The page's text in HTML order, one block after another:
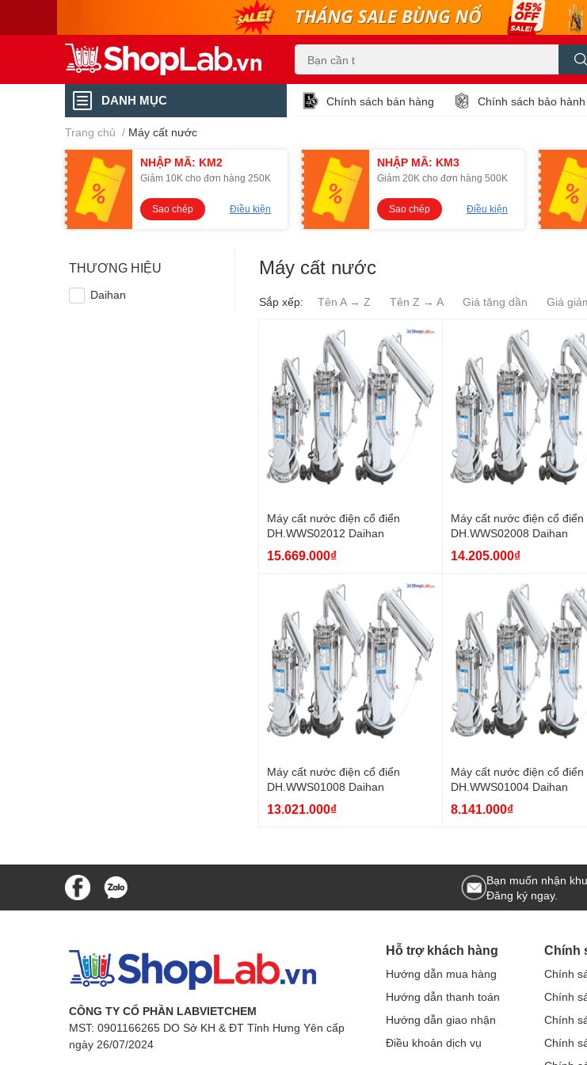
DANH MỤC Chính sách bán hàng Chính sách bảo hành
Trang chủ / Máy cất nước
NHẬP MÃ: KM2
Giảm 10K cho đơn hàng 250K
Sao chép Điều kiện
NHẬP MÃ: KM3
Giảm 20K cho đơn hàng 500K
Sao chép Điều kiện
THƯƠNG HIỆU
Daihan
Máy cất nước
Sắp xếp: Tên A → Z Tên Z → A Giá tăng dần Giá
Máy cất nước điện cổ điển
DH.WWS02012 Daihan
15.669.000₫
Máy cất nước điện cổ điển
DH.WWS02008 Daihan
14.205.000₫
Máy cất nước điện cổ điển
DH.WWS01008 Daihan
13.021.000₫
Máy cất nước điện cổ điển
DH.WWS01004 Daihan
8.141.000₫
Bạn muốn nhận
Đăng ký ngay.
CÔNG TY CỔ PHẦN LABVIETCHEM
MST: 0901166265 DO Sở KH & ĐT Tỉnh Hưng Yên cấp
ngày 26/07/2024
Hỗ trợ khách hàng
Hướng dẫn mua hàng
Hướng dẫn thanh toán
Hướng dẫn giao nhận
Điều khoản dịch vụ
Chính
Chính
Chính
Chính
Chính